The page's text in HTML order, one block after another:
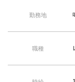
勤務地
職種